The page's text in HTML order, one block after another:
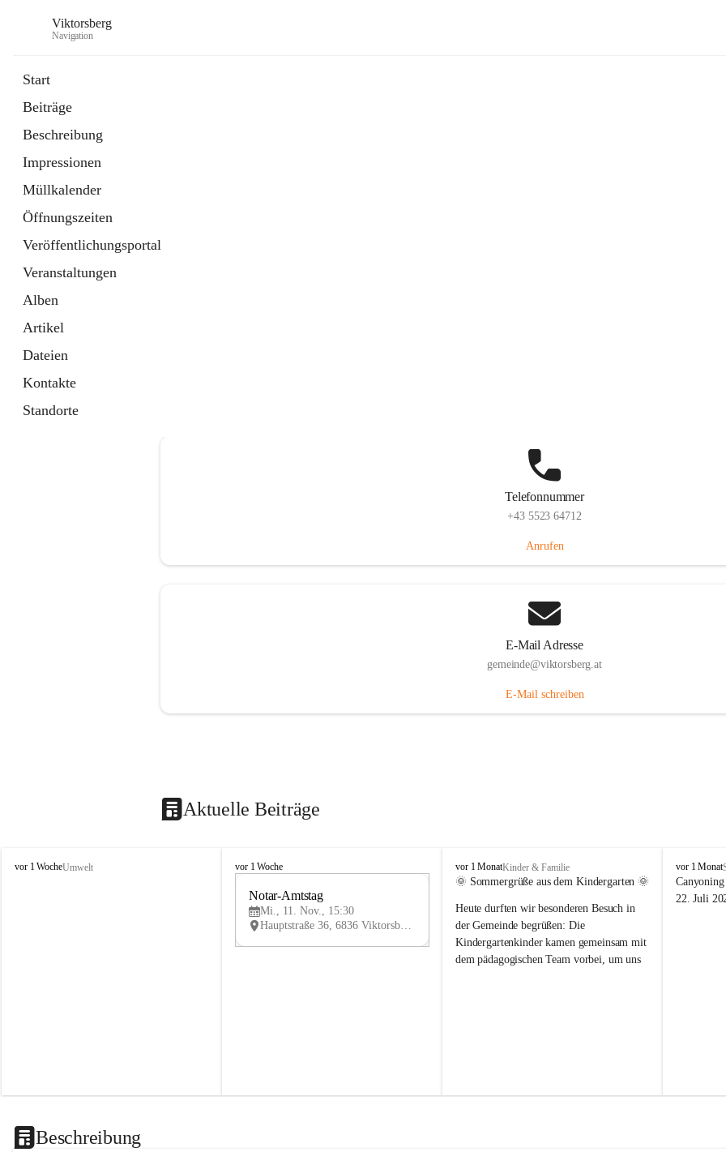
Viktorsberg
Navigation
Start
Beiträge
Beschreibung
Impressionen
Müllkalender
Öffnungszeiten
Veröffentlichungsportal
Veranstaltungen
Alben
Artikel
Dateien
Kontakte
Standorte
Telefonnummer
+43 5523 64712
Anrufen
E-Mail Adresse
gemeinde@viktorsberg.at
E-Mail schreiben
Aktuelle Beiträge
V
vor 1 WocheUmwelt
V
vor 1 Woche
V
Notar-Amtstag
Mi., 11. Nov., 15:30
Hauptstraße 36, 6836 Viktorsberg, AUT
V
i
t
o
r
s
vor 1 MonatKinder & Familie
🌞 Sommergrüße aus dem Kindergarten 🌞
Heute durften wir besonderen Besuch in
der Gemeinde begrüßen: Die
Kindergartenkinder kamen gemeinsam mit
dem pädagogischen Team vorbei, um uns
V
i
k
vor 1 Monat
22. Juli
Beschreibung